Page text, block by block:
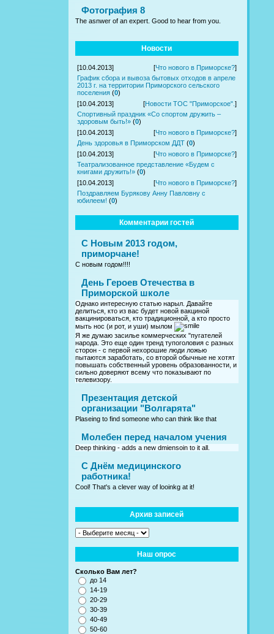
Фотография 8
The asnwer of an expert. Good to hear from you.
Новости
[10.04.2013] [Что нового в Приморске?]
График сбора и вывоза бытовых отходов в апреле
2013 г. на территории Приморского сельского
поселения (0)
[10.04.2013]
[Новости ТОС "Приморское". ]
Спортивный праздник «Со спортом дружить –
здоровым быть!» (0)
[10.04.2013]
[Что нового в Приморске?]
День здоровья в Приморском ДДТ (0)
[10.04.2013]
[Что нового в Приморске?]
Театрализованное представление «Будем с
книгами дружить!» (0)
[10.04.2013]
[Что нового в Приморске?]
Поздравляем Бурякову Анну Павловну с
юбилеем! (0)
Комментарии гостей
С Новым 2013 годом,
приморчане!
С новым годом!!!!
День Героев Отечества в
Приморской школе
Однако интересную статью нарыл. Давайте
делиться, кто из вас будет новой вакциной
вакцинироваться, кто традиционной, а кто просто
мыть нос (и рот, и уши) мылом
Я же думаю засилье коммерческих "пугателей
народа. Это еще один тренд тупоголовия с разных
сторон - с первой нехорошие люди ложью
пытаются заработать, со второй обычные не хотят
повышать собственный уровень образованности, и
сильно доверяют всему что показывают по
телевизору.
Презентация детской
организации "Волгарята"
Plaseing to find someone who can think like that
Молебен перед началом учения
Deep thinking - adds a new dmiensoin to it all.
C Днём медицинского
работника!
Cool! That's a clever way of looinkg at it!
Архив записей
Наш опрос
Сколько Вам лет?
до 14
14-19
20-29
30-39
40-49
50-60